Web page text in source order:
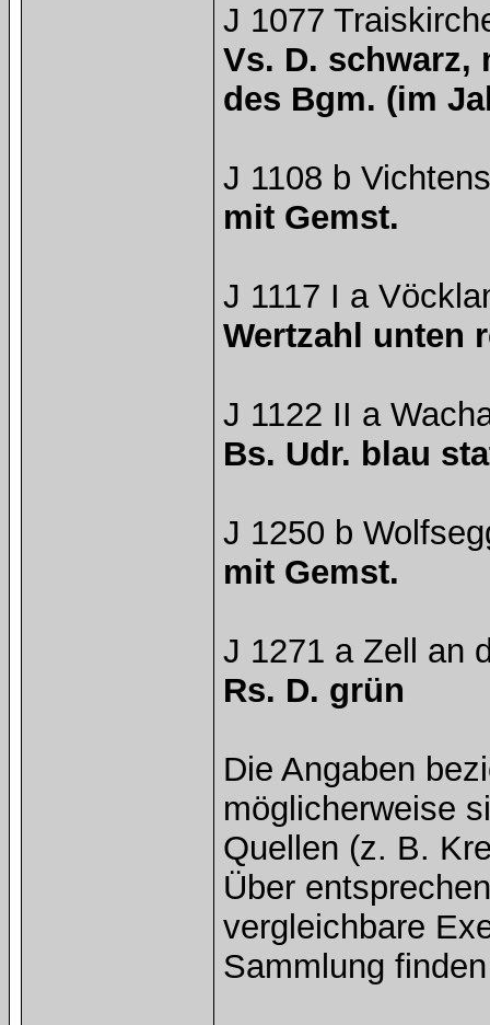
J 1077
Vs. D. schwarz,
des Bgm. (im
J 1108 b
mit Gemst.
J 1117 I a
Wertzahl unten
J 1122 II a
Bs. Udr. blau
J 1250 b
mit Gemst.
J 1271 a Zell an
Rs. D. grün
Die Angaben
möglicherweise
Quellen (z. B.
Über
vergleichbare
Sammlung